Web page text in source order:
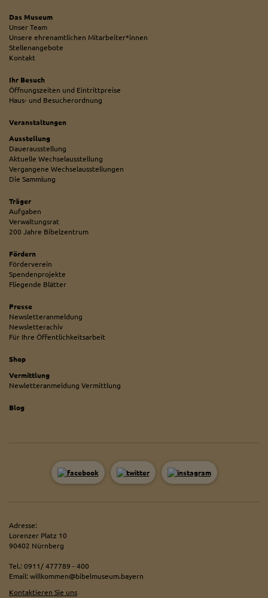
Das Museum
Unser Team
Unsere ehrenamtlichen Mitarbeiter*innen
Stellenangebote
Kontakt
Ihr Besuch
Öffnungszeiten und Eintrittpreise
Haus- und Besucherordnung
Veranstaltungen
Ausstellung
Dauerausstellung
Aktuelle Wechselausstellung
Vergangene Wechselausstellungen
Die Sammlung
Träger
Aufgaben
Verwaltungsrat
200 Jahre Bibelzentrum
Fördern
Förderverein
Spendenprojekte
Fliegende Blätter
Presse
Newsletteranmeldung
Newsletterachiv
Für Ihre Öffentlichkeitsarbeit
Shop
Vermittlung
Newletteranmeldung Vermittlung
Blog
Adresse:
Lorenzer Platz 10
90402 Nürnberg
Tel.: 0911/ 477789 - 400
Email: willkommen@bibelmuseum.bayern
Kontaktieren Sie uns